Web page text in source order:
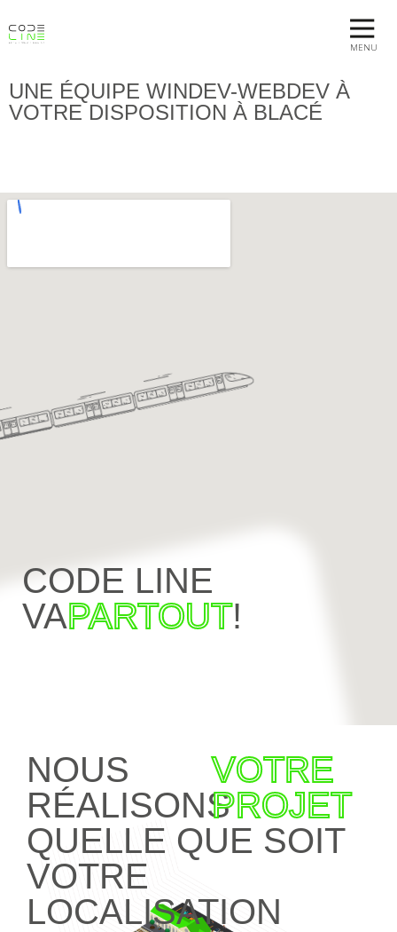
MENU
UNE ÉQUIPE WINDEV-WEBDEV À
VOTRE DISPOSITION À BLACÉ
CODE LINE
VAPARTOUT!
NOUS
RÉALISONS
VOTRE
PROJET
QUELLE QUE SOIT
VOTRE
LOCALISATION